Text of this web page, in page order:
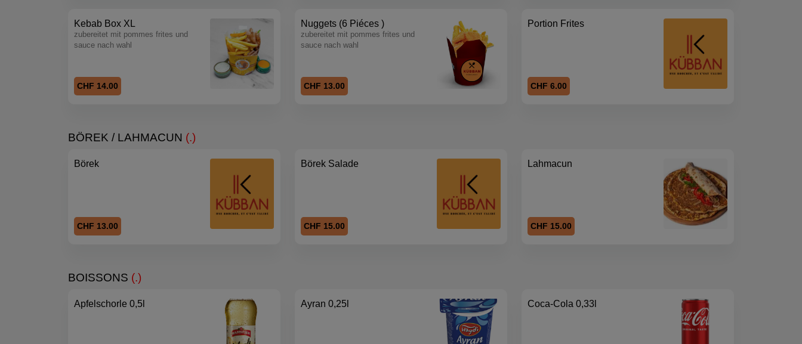
Kebab Box XL
zubereitet mit pommes frites und
sauce nach wahl
CHF 14.00
Nuggets (6 Piéces )
zubereitet mit pommes frites und
sauce nach wahl
CHF 13.00
Portion Frites
CHF 6.00
BÖREK / LAHMACUN (.)
Börek
CHF 13.00
Börek Salade
CHF 15.00
Lahmacun
CHF 15.00
BOISSONS (.)
Apfelschorle 0,5l Ayran 0,25l Coca-Cola 0,33l